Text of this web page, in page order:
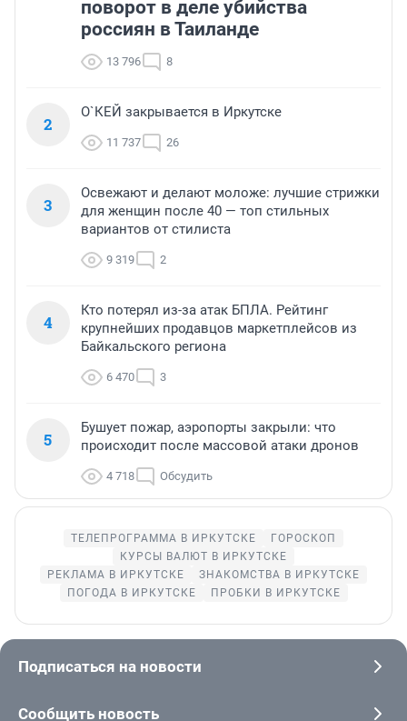
поворот в деле убийства
россиян в Таиланде
13 796 8
2
О`КЕЙ закрывается в Иркутске
11 737 26
3
Освежают и делают моложе: лучшие стрижки
для женщин после 40 — топ стильных
вариантов от стилиста
9 319 2
4
Кто потерял из-за атак БПЛА. Рейтинг
крупнейших продавцов маркетплейсов из
Байкальского региона
6 470 3
5
Бушует пожар, аэропорты закрыли: что
происходит после массовой атаки дронов
4 718 Обсудить
ТЕЛЕПРОГРАММА В ИРКУТСКЕ
ГОРОСКОП
КУРСЫ ВАЛЮТ В ИРКУТСКЕ
РЕКЛАМА В ИРКУТСКЕ
ЗНАКОМСТВА В ИРКУТСКЕ
ПОГОДА В ИРКУТСКЕ
ПРОБКИ В ИРКУТСКЕ
Подписаться на новости
Сообщить новость